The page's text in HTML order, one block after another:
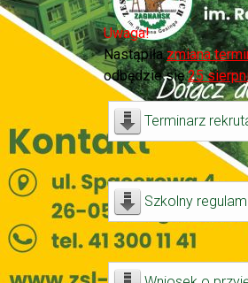
Uwaga!
Nastąpiłazmiana
odbędzie się 25
Terminarz
Szkolny